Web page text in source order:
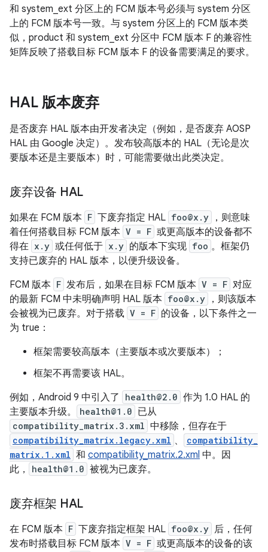
和 system_ext 分区上的 FCM 版本号必须与 system 分区
上的 FCM 版本号一致。与 system 分区上的 FCM 版本类
似，product 和 system_ext 分区中 FCM 版本 F 的兼容性
矩阵反映了搭载目标 FCM 版本 F 的设备需要满足的要求。
HAL 版本废弃
是否废弃 HAL 版本由开发者决定（例如，是否废弃 AOSP
HAL 由 Google 决定）。发布较高版本的 HAL（无论是次
要版本还是主要版本）时，可能需要做出此类决定。
废弃设备 HAL
如果在 FCM 版本 F 下废弃指定 HAL foo@x.y
，则意味
着任何搭载目标 FCM 版本 V = F 或更高版本的设备都不
得在 x.y 或任何低于 x.y 的版本下实现 foo 。框架仍
支持已废弃的 HAL 版本，以便升级设备。
FCM 版本 F 发布后，如果在目标 FCM 版本 V = F 对应
的最新 FCM 中未明确声明 HAL 版本 foo@x.y
，则该版本
会被视为已废弃。对于搭载 V = F 的设备，以下条件之一
为 true：
框架需要较高版本（主要版本或次要版本）；
框架不再需要该 HAL。
例如，Android 9 中引入了
health@2.0 作为 1.0 HAL 的
主要版本升级。
health@1.0 已从
compatibility_matrix.3.xml 中移除，但存在于
compatibility_matrix.legacy.xml 、
compatibility_
matrix.1.xml 和 compatibility_matrix.2.xml 中。因
此，
health@1.0 被视为已废弃。
废弃框架 HAL
在 FCM 版本 F 下废弃指定框架 HAL foo@x.y 后，任何
发布时搭载目标 FCM 版本 V = F 或更高版本的设备的该